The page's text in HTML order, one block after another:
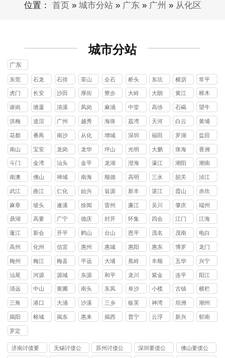
位置： 首页 » 城市分站» 广东» 广州 » 从化区
城市分站
广东
东莞
石龙
镇
石排
镇
茶山
镇
企石
镇
桥头
镇
东坑
镇
横沥
镇
常平
镇
虎门
镇
长安
镇
沙田
镇
厚街
镇
寮步
镇
大岭
山镇
大朗
镇
黄江
镇
樟木
头镇
谢岗
镇
塘厦
镇
清溪
镇
凤岗
镇
麻涌
镇
中堂
镇
高埗
镇
石碣
镇
望牛
墩镇
洪梅
镇
道滘
镇
广州
越秀
区
海珠
区
荔湾
区
天河
区
白云
区
黄埔
区
花都
区
番禺
区
南沙
区
从化
区
增城
区
深圳
福田
区
罗湖
区
盐田
区
南山
区
宝安
区
龙岗
区
龙华
区
坪山
区
光明
区
大鹏
新区
珠海
香洲
区
斗门
区
金湾
区
汕头
金平
区
龙湖
区
澄海
区
濠江
区
潮阳
区
潮南
区
南澳
县
佛山
禅城
区
南海
区
顺德
区
高明
区
三水
区
韶关
浈江
区
武江
区
曲江
区
仁化
县
始兴
县
翁源
县
新丰
县
湛江
霞山
区
赤坎
区
麻章
区
坡头
区
遂溪
县
徐闻
县
雷州
市
廉江
市
吴川
市
肇庆
端州
区
鼎湖
区
高要
区
广宁
县
德庆
县
封开
县
怀集
县
四会
市
江门
江海
区
蓬江
区
新会
区
开平
县
鹤山
县
台山
县
恩平
县
茂名
茂南
区
电白
区
高州
市
化州
市
信宜
市
惠州
惠城
区
惠阳
区
惠东
县
博罗
县
龙门
县
梅州
梅江
区
梅县
区
平远
县
大埔
县
蕉岭
县
丰顺
县
五华
县
兴宁
市
汕尾 河源
源城
区
东源
县
和平
县
龙川
县
紫金
县
连平
县
阳江
清远 中山
黄圃
镇
南头
镇
东凤
镇
阜沙
镇
小榄
镇
古镇
镇
横栏
镇
三角
镇
港口
镇
大涌
镇
沙溪
镇
三乡
镇
板芙
镇
神湾
镇
坦洲
镇
潮州
揭阳
榕城
揭东
惠来
揭西
普宁
云浮
新兴
郁南
罗定
市
济南讨债要
无锡讨债公
苏州讨债公
深圳要债公
佛山要债公